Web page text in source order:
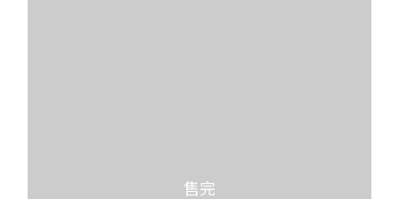
售完